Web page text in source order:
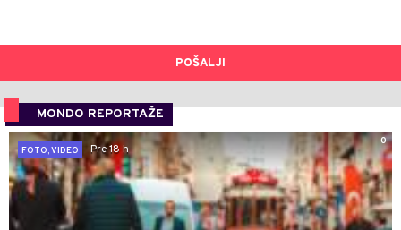
POŠALJI
MONDO REPORTAŽE
0
FOTO, VIDEO
Pre 18 h